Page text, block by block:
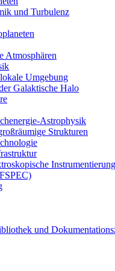
und Turbulenz
Atmosphären
Umgebung
Galaktische Halo
Astrophysik
Strukturen
Instrumentierung
und